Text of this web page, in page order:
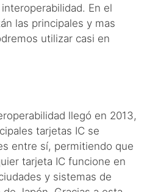
En el
las principales y mas
utilizar casi en
llegó en 2013,
tarjetas IC se
entre sí, permitiendo que
tarjeta IC funcione en
y sistemas de